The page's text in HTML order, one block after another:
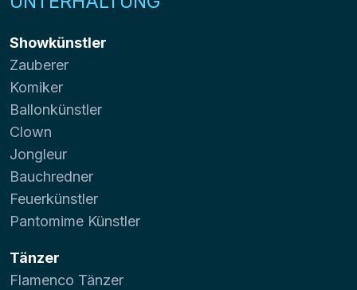
Showkünstler
Zauberer
Komiker
Ballonkünstler
Clown
Jongleur
Bauchredner
Feuerkünstler
Pantomime Künstler
Tänzer
Flamenco Tänzer